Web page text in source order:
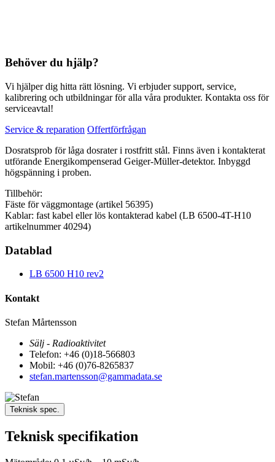
Behöver du hjälp?
Vi hjälper dig hitta rätt lösning. Vi erbjuder support, service,
kalibrering och utbildningar för alla våra produkter. Kontakta oss för
serviceavtal!
Service & reparation Offertförfrågan
Dosratsprob för låga dosrater i rostfritt stål. Finns även i kontakterat
utförande Energikompenserad Geiger-Müller-detektor. Inbyggd
högspänning i proben.
Tillbehör:
Fäste för väggmontage (artikel 56395)
Kablar: fast kabel eller lös kontakterad kabel (LB 6500-4T-H10
artikelnummer 40294)
Datablad
LB 6500 H10 rev2
Kontakt
Stefan Mårtensson
Sälj - Radioaktivitet
Telefon: +46 (0)18-566803
Mobil: +46 (0)76-8265837
stefan.martensson@gammadata.se
Teknisk spec.
Teknisk specifikation